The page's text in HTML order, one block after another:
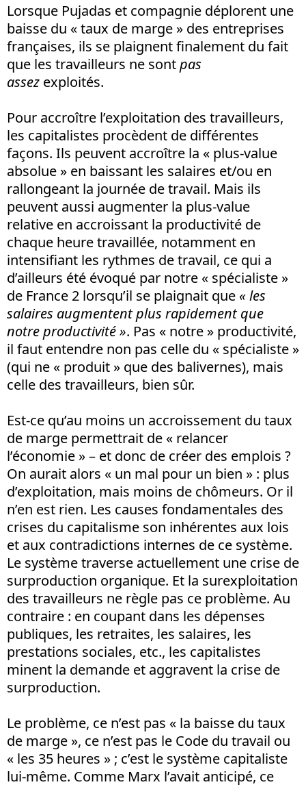
Lorsque Pujadas et compagnie déplorent une
baisse du « taux de marge » des entreprises
françaises, ils se plaignent finalement du fait
que les travailleurs ne sontpas
assez exploités.
Pour accroître l’exploitation des travailleurs,
les capitalistes procèdent de différentes
façons. Ils peuvent accroître la « plus-value
absolue » en baissant les salaires et/ou en
rallongeant la journée de travail. Mais ils
peuvent aussi augmenter la plus-value
relative en accroissant la productivité de
chaque heure travaillée, notamment en
intensifiant les rythmes de travail, ce qui a
d’ailleurs été évoqué par notre « spécialiste »
de France 2 lorsqu’il se plaignait que « les
salaires augmentent plus rapidement que
notre productivité ». Pas « notre » productivité,
il faut entendre non pas celle du « spécialiste »
(qui ne « produit » que des balivernes), mais
celle des travailleurs, bien sûr.
Est-ce qu’au moins un accroissement du taux
de marge permettrait de « relancer
l’économie » – et donc de créer des emplois ?
On aurait alors « un mal pour un bien » : plus
d’exploitation, mais moins de chômeurs. Or il
n’en est rien. Les causes fondamentales des
crises du capitalisme son inhérentes aux lois
et aux contradictions internes de ce système.
Le système traverse actuellement une crise de
surproduction organique. Et la surexploitation
des travailleurs ne règle pas ce problème. Au
contraire : en coupant dans les dépenses
publiques, les retraites, les salaires, les
prestations sociales, etc., les capitalistes
minent la demande et aggravent la crise de
surproduction.
Le problème, ce n’est pas « la baisse du taux
de marge », ce n’est pas le Code du travail ou
« les 35 heures » ; c’est le système capitaliste
lui-même. Comme Marx l’avait anticipé, ce